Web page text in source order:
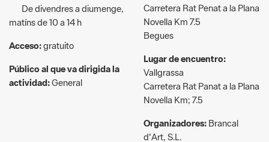
Acceso:gratuito
Público al que va dirigida la
actividad:
Begues
Lugar de encuentro:
Vallgrassa
Carretera Rat Panat a la Plana
Novella Km; 7.5
Organizadores:
937 440 656 / 619 567